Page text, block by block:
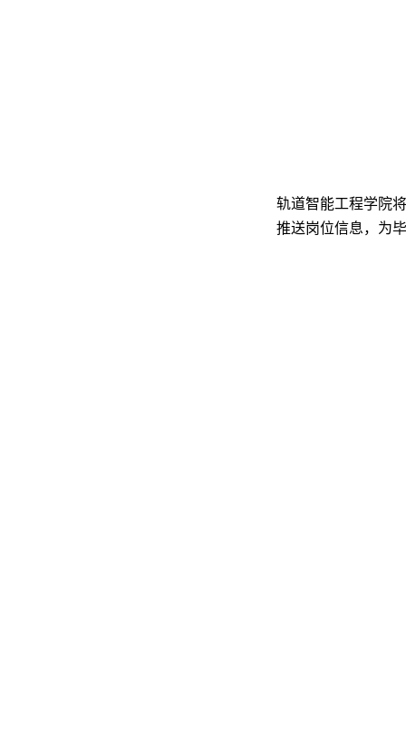
轨道智能工程学院
推送岗位信息，为